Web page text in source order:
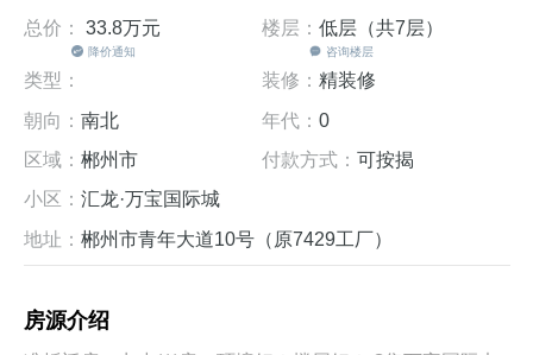
总价： 33.8万元
降价通知
楼层： 低层（共7层）
咨询楼层
类型： 装修： 精装修
朝向： 南北 年代： 0
区域： 郴州市 付款方式： 可按揭
小区： 汇龙·万宝国际城
地址： 郴州市青年大道10号（原7429工厂）
房源介绍